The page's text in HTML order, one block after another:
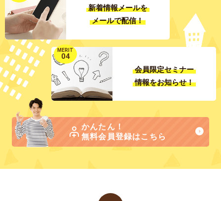
新着情報メールを
メールで配信！
MERIT
04
会員限定セミナー
情報をお知らせ！
かんたん！
無料会員登録はこちら